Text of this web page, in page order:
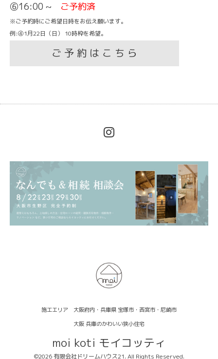
⑥16:00 ~ ご予約済
※ご予約時にご希望日時をお伝え願います。
例:④1月22日（日） 10時枠を希望。
ご 予 約 は こ ち ら
施工エリア 大阪府内・兵庫県 宝塚市・西宮市・尼崎市
大阪 兵庫のかわいい狭小住宅
moi koti モイコッティ
©2026有限会社ドリームハウス21. All Rights Reserved.